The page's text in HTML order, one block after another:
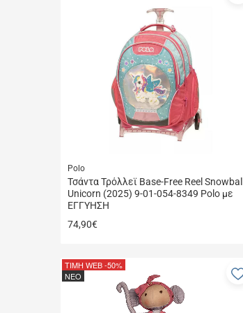
Polo
Τσάντα Τρόλλεϊ Base-Free Reel Snowball
Unicorn (2025) 9-01-054-8349 Polo με
ΕΓΓΥΗΣΗ
74,90€
ΤΙΜΗ WEB-50%
ΝΕΟ